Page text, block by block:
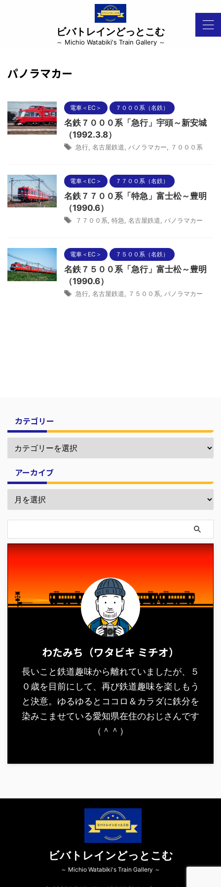
ビバトレインどっとこむ
～ Michio Watabiki's Train Gallery ～
パノラマカー
電車＜EC＞ ７０００系（名鉄）
名鉄７０００系「急行」宇頭～新安城
（1992.3.8）
急行 名古屋鉄道 パノラマカー ７０００系
電車＜EC＞ ７７００系（名鉄）
名鉄７７００系「特急」富士松～豊明
（1990.6）
７７００系 特急 名古屋鉄道 パノラマカー
電車＜EC＞ ７５００系（名鉄）
名鉄７５００系「急行」富士松～豊明
（1990.6）
急行 名古屋鉄道 ７５００系 パノラマカー
カテゴリー
アーカイブ
わたみち（ワタビキ ミチオ）
長いこと鉄道趣味から離れていましたが、５
０歳を目前にして、再び鉄道趣味を楽しもう
と決意。ゆるゆるとココロ＆カラダに鉄分を
染みこませている愛知県在住のおじさんです
（＾＾）
ビバトレインどっとこむ
～ Michio Watabiki's Train Gallery ～